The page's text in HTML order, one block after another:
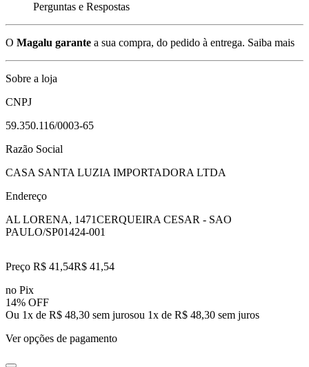
Perguntas e Respostas
O Magalu garante a sua compra, do pedido à entrega. Saiba mais
Sobre a loja
CNPJ
59.350.116/0003-65
Razão Social
CASA SANTA LUZIA IMPORTADORA LTDA
Endereço
AL LORENA, 1471CERQUEIRA CESAR - SAO
PAULO/SP01424-001
Preço R$ 41,54R$ 41 ,54
no Pix
14% OFF
Ou 1x de R$ 48,30 sem jurosou 1x de R$ 48,30 sem juros
Ver opções de pagamento